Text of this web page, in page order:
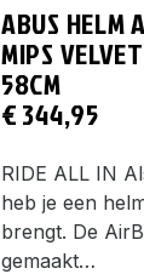
ABUS HELM
MIPS
58CM
€344,95
RIDE ALL IN
heb je een
brengt. De
gemaakt…